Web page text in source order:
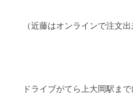
（近藤はオンラインで注文
ドライブがてら上大岡駅ま